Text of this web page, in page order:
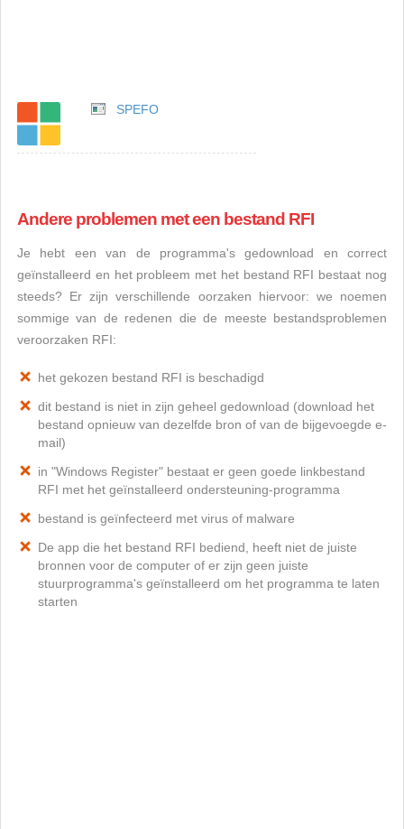
SPEFO
Andere problemen met een bestand RFI
Je hebt een van de programma's gedownload en correct
geïnstalleerd en het probleem met het bestand RFI bestaat nog
steeds? Er zijn verschillende oorzaken hiervoor: we noemen
sommige van de redenen die de meeste bestandsproblemen
veroorzaken RFI:
het gekozen bestand RFI is beschadigd
dit bestand is niet in zijn geheel gedownload (download het
bestand opnieuw van dezelfde bron of van de bijgevoegde e-
mail)
in "Windows Register" bestaat er geen goede linkbestand
RFI met het geïnstalleerd ondersteuning-programma
bestand is geïnfecteerd met virus of malware
De app die het bestand RFI bediend, heeft niet de juiste
bronnen voor de computer of er zijn geen juiste
stuurprogramma's geïnstalleerd om het programma te laten
starten